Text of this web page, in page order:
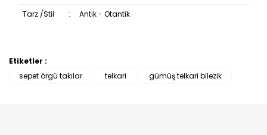
Tarz /Stil : Antik - Otantik
Bu ürüne ilk yorumu siz yapın!
Etiketler :
sepet örgü takılar
telkari gümüş telkari bilezik